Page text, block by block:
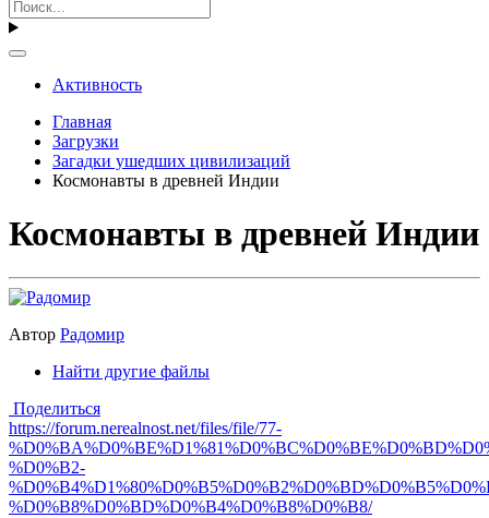
Активность
Главная
Загрузки
Загадки ушедших цивилизаций
Космонавты в древней Индии
Космонавты в древней Индии
Автор Радомир
Найти другие файлы
Поделиться
https://forum.nerealnost.net/files/file/77-
%D0%B2-
%D0%B8%D0%BD%D0%B4%D0%B8%D0%B8/